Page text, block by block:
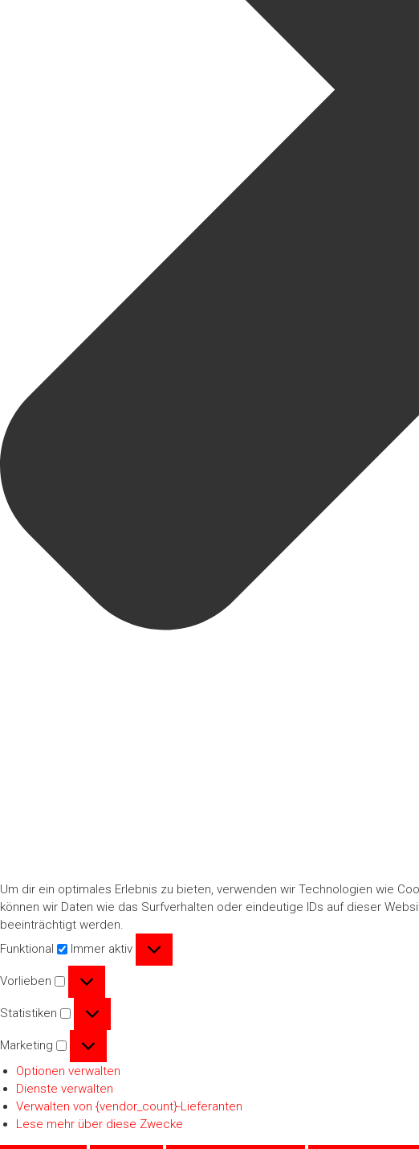
Um dir ein optimales Erlebnis zu bieten, verwenden wir Technologien wie
können wir Daten wie das Surfverhalten oder eindeutige IDs auf dieser
beeinträchtigt werden.
Funktional
Funktional
Immer aktiv
Vorlieben
Statistiken
Marketing
Optionen verwalten
Dienste verwalten
Verwalten von {vendor_count}-Lieferanten
Lese mehr über diese Zwecke